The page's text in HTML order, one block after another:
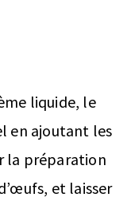
liquide, le
en ajoutant les
la préparation
et laisser